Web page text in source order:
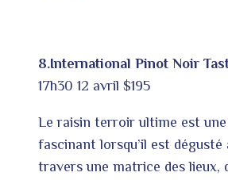
8.International Pinot Noir
17h30 12 avril $195
Le raisin terroir ultime est une
fascinant lorsqu’il est dégusté
travers une matrice des lieux,